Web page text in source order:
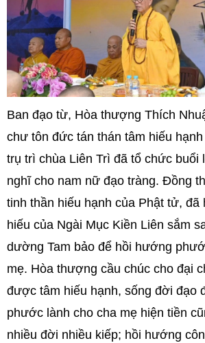
Ban đạo từ, Hòa thượng Thích
chư tôn đức tán thán tâm hiếu
trụ trì chùa Liên Trì đã tổ chức buổi
nghĩ cho nam nữ đạo tràng. Đồng
tinh thần hiếu hạnh của Phật tử, đã
hiếu của Ngài Mục Kiền Liên sắm
dường Tam bảo để hồi hướng
mẹ. Hòa thượng cầu chúc cho đại
được tâm hiếu hạnh, sống đời đạo
phước lành cho cha mẹ hiện tiền
nhiều đời nhiều kiếp; hồi hướng